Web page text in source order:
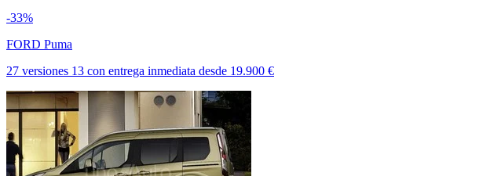
-33%
FORD Puma
27 versiones 13 con entrega inmediata desde 19.900 €